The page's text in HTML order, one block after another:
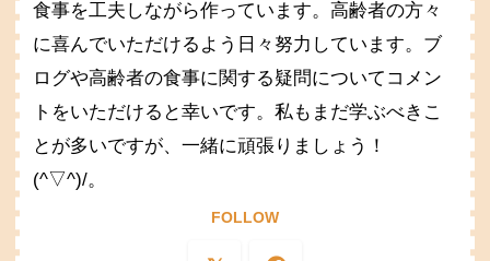
食事を工夫しながら作っています。高齢者の方々
に喜んでいただけるよう日々努力しています。ブ
ログや高齢者の食事に関する疑問についてコメン
トをいただけると幸いです。私もまだ学ぶべきこ
とが多いですが、一緒に頑張りましょう！
(^▽^)/。
FOLLOW